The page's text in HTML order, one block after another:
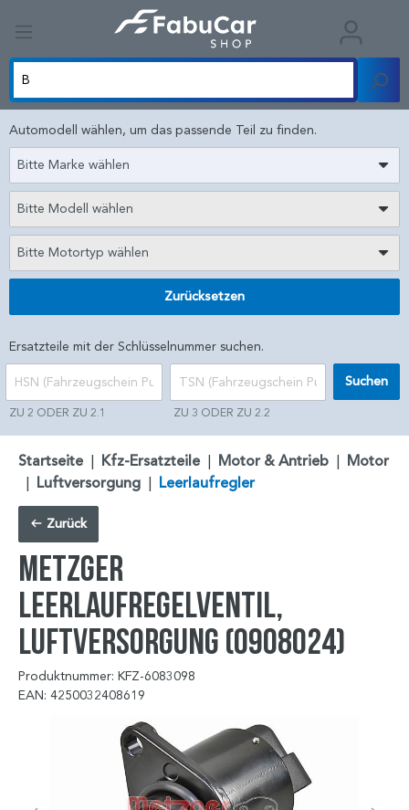
Automodell wählen, um das passende Teil zu finden.
Bitte Marke wählen
Bitte Modell wählen
Bitte Motortyp wählen
Zurücksetzen
Ersatzteile mit der Schlüsselnummer suchen.
ZU 2 ODER ZU 2.1 ZU 3 ODER ZU 2.2
Suchen
Startseite | Kfz-Ersatzteile | Motor & Antrieb | Motor
| Luftversorgung | Leerlaufregler
Zurück
METZGER
Leerlaufregelventil,
Luftversorgung (0908024)
Produktnummer: KFZ-6083098
EAN: 4250032408619